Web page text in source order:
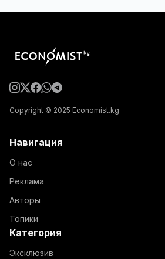
Copyright © 2025 Economist.kg
Навигация
О нас
Реклама
Авторы
Топики
Категория
Эксклюзив